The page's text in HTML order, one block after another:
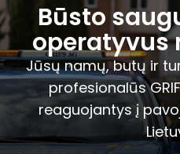
Būsto
operatyvus
Jūsų namų, butų ir
profesionalūs
reaguojantys į